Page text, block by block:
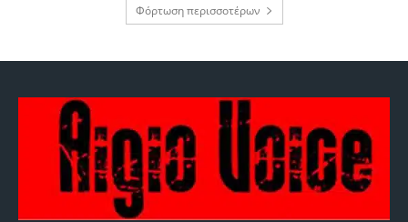
Φόρτωση περισσοτέρων